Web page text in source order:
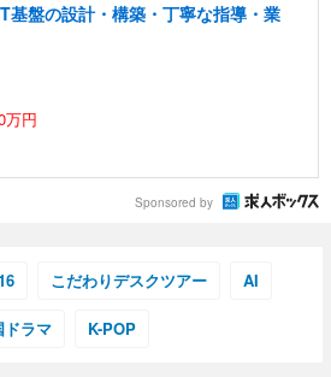
基盤の設計・構築・丁寧な指導・業
万円
Sponsored by
こだわりデスクツアー AI
ドラマ K-POP